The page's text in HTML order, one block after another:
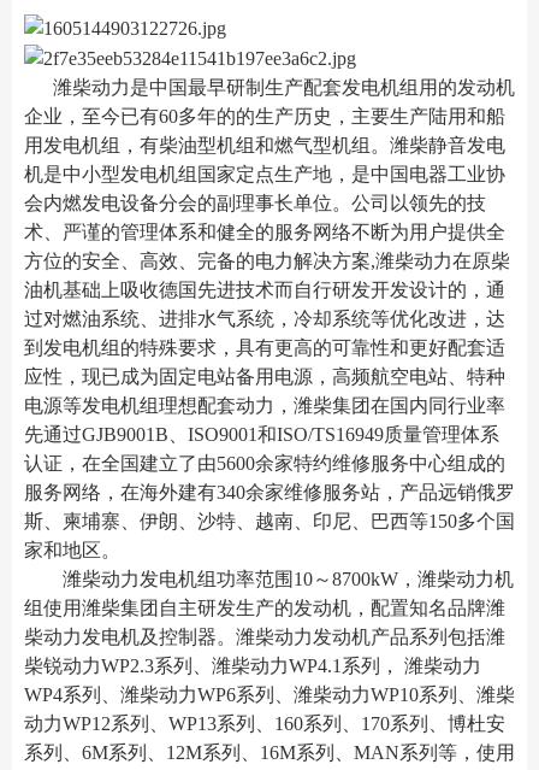
潍柴动力是中国最早研制生产配套发电机组用的发动机
企业，至今已有60多年的的生产历史，主要生产陆用和船
用发电机组，有柴油型机组和燃气型机组。潍柴静音发电
机是中小型发电机组国家定点生产地，是中国电器工业协
会内燃发电设备分会的副理事长单位。公司以领先的技
术、严谨的管理体系和健全的服务网络不断为用户提供全
方位的安全、高效、完备的电力解决方案,潍柴动力在原柴
油机基础上吸收德国先进技术而自行研发开发设计的，通
过对燃油系统、进排水气系统，冷却系统等优化改进，达
到发电机组的特殊要求，具有更高的可靠性和更好配套适
应性，现已成为固定电站备用电源，高频航空电站、特种
电源等发电机组理想配套动力，潍柴集团在国内同行业率
先通过GJB9001B、ISO9001和ISO/TS16949质量管理体系
认证，在全国建立了由5600余家特约维修服务中心组成的
服务网络，在海外建有340余家维修服务站，产品远销俄罗
斯、柬埔寨、伊朗、沙特、越南、印尼、巴西等150多个国
家和地区。
潍柴动力发电机组功率范围10～8700kW，潍柴动力机
组使用潍柴集团自主研发生产的发动机，配置知名品牌潍
柴动力发电机及控制器。潍柴动力发动机产品系列包括潍
柴锐动力WP2.3系列、潍柴动力WP4.1系列， 潍柴动力
WP4系列、潍柴动力WP6系列、潍柴动力WP10系列、潍柴
动力WP12系列、WP13系列、160系列、170系列、博杜安
系列、6M系列、12M系列、16M系列、MAN系列等，使用